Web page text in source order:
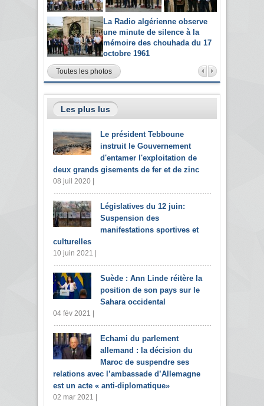
La Radio algérienne observe
une minute de silence à la
mémoire des chouhada du 17
octobre 1961
Toutes les photos
Les plus lus
Le président Tebboune
instruit le Gouvernement
d'entamer l'exploitation de
deux grands gisements de fer et de zinc
08 juil 2020 |
Législatives du 12 juin:
Suspension des
manifestations sportives et
culturelles
10 juin 2021 |
Suède : Ann Linde réitère la
position de son pays sur le
Sahara occidental
04 fév 2021 |
Echami du parlement
allemand : la décision du
Maroc de suspendre ses
relations avec l’ambassade d’Allemagne
est un acte « anti-diplomatique»
02 mar 2021 |